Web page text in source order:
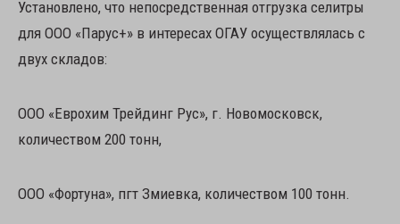
Установлено, что непосредственная отгрузка селитры
для ООО «Парус+» в интересах ОГАУ осуществлялась с
двух складов:
ООО «Еврохим Трейдинг Рус», г. Новомосковск,
количеством 200 тонн,
ООО «Фортуна», пгт Змиевка, количеством 100 тонн.